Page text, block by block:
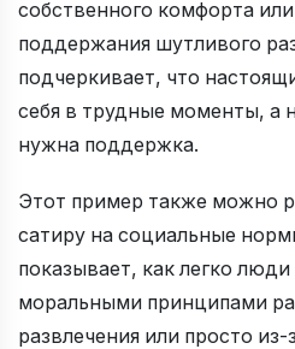
собственного комфорта
поддержания шутливого
подчеркивает, что
себя в трудные моменты, а
нужна поддержка.
Этот пример также можно
сатиру на социальные
показывает, как легко люди
моральными принципами
развлечения или просто